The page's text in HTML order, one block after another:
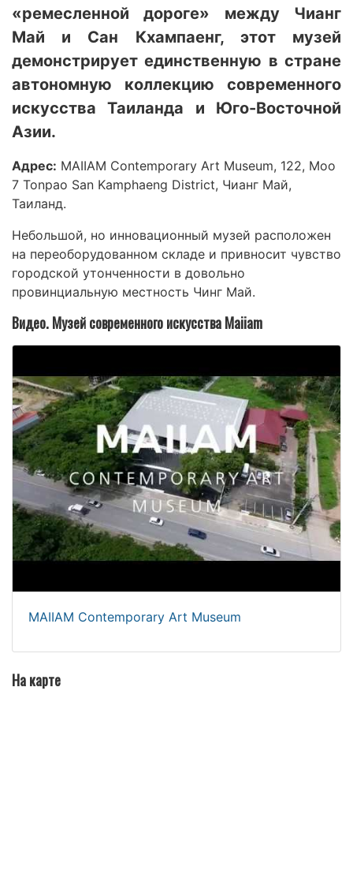
«ремесленной дороге» между Чианг
Май и Сан Кхампаенг, этот музей
демонстрирует единственную в стране
автономную коллекцию современного
искусства Таиланда и Юго-Восточной
Азии.
Адрес: MAIIAM Contemporary Art Museum, 122, Moo
7 Tonpao San Kamphaeng District, Чианг Май,
Таиланд.
Небольшой, но инновационный музей расположен
на переоборудованном складе и привносит чувство
городской утонченности в довольно
провинциальную местность Чинг Май.
Видео. Музей современного искусства Maiiam
MAIIAM Contemporary Art Museum
На карте